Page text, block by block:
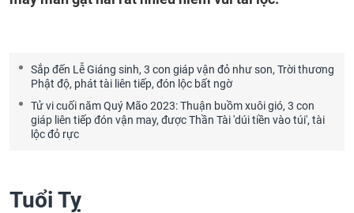
Sắp đến Lễ Giáng sinh, 3 con giáp vận đỏ như son, Trời thương
Phật độ, phát tài liên tiếp, đón lộc bất ngờ
Tử vi cuối năm Quý Mão 2023: Thuận buồm xuôi gió, 3 con
giáp liên tiếp đón vận may, được Thần Tài 'dúi tiền vào túi', tài
lộc đỏ rực
Tuổi Tỵ